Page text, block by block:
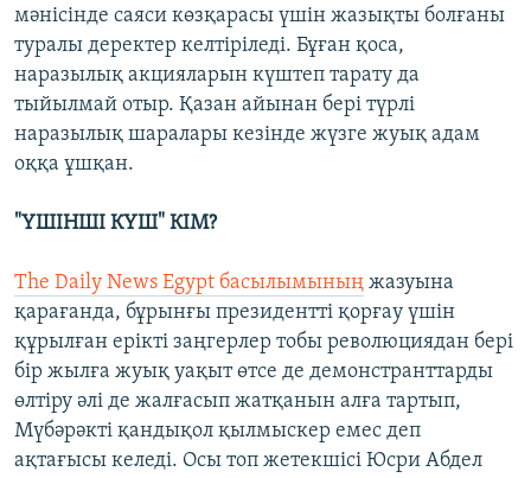
мәнісінде саяси көзқарасы үшін жазықты болғаны
туралы деректер келтіріледі. Бұған қоса,
наразылық акцияларын күштеп тарату да
тыйылмай отыр. Қазан айынан бері түрлі
наразылық шаралары кезінде жүзге жуық адам
оққа ұшқан.
"ҮШІНШІ КҮШ" КІМ?
The Daily News Egypt басылымының жазуына
қарағанда, бұрынғы президентті қорғау үшін
құрылған ерікті заңгерлер тобы революциядан бері
бір жылға жуық уақыт өтсе де демонстранттарды
өлтіру әлі де жалғасып жатқанын алға тартып,
Мүбәрәкті қандықол қылмыскер емес деп
ақтағысы келеді. Осы топ жетекшісі Юсри Абдел